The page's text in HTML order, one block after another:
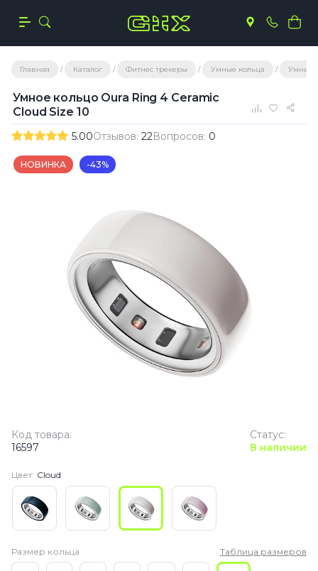
Главная Каталог Фитнес трекеры Умные кольца Умные
Умное кольцо Oura Ring 4 Ceramic
Cloud Size 10
5.00Отзывов: 22Вопросов: 0
НОВИНКА -43%
Статус:
В наличии
Код товара:
16597
Цвет: Cloud
Размер кольца Таблица размеров